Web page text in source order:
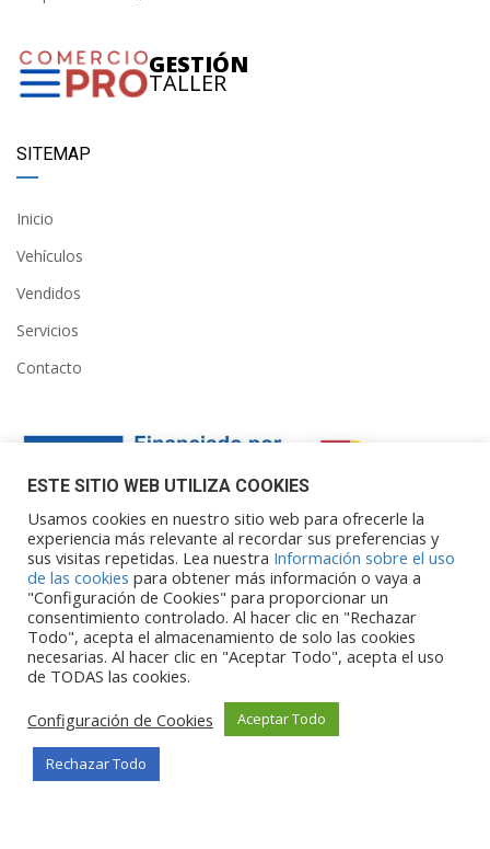
GESTIÓN
TALLER
SITEMAP
Inicio
Vehículos
Vendidos
Servicios
Contacto
Financiado por la Unión Europea – NextGenerationEU. Sin
embargo, los puntos de vista y las
opiniones expresadas son únicamente los del autor o autores y
no reflejan necesariamente los de
la Unión Europea o la Comisión Europea. Ni la Unión Europea ni
la Comisión Europea pueden ser
consideradas responsables de las mismas.
ESTE SITIO WEB UTILIZA COOKIES
Usamos cookies en nuestro sitio web para ofrecerle la
experiencia más relevante al recordar sus preferencias y
sus visitas repetidas. Lea nuestra Información sobre el uso
de las cookies para obtener más información o vaya a
"Configuración de Cookies" para proporcionar un
consentimiento controlado. Al hacer clic en "Rechazar
Todo", acepta el almacenamiento de solo las cookies
necesarias. Al hacer clic en "Aceptar Todo", acepta el uso
de TODAS las cookies.
Configuración de Cookies
Aceptar Todo
Rechazar Todo